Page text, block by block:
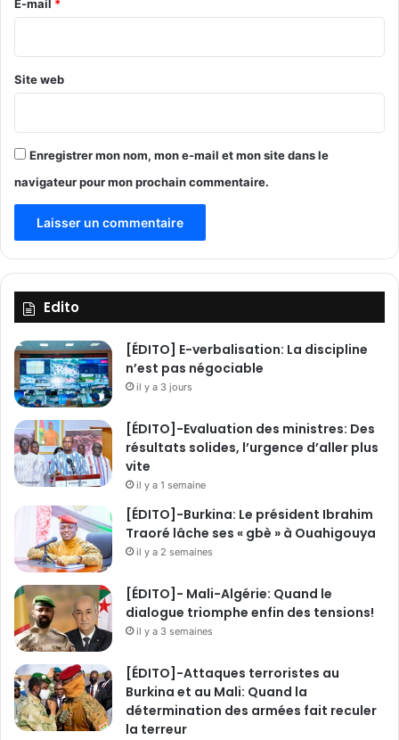
r
u
e
l
e
F
a
o
M
b
o
E-mail *
Site web
Enregistrer mon nom, mon e-mail et mon site dans le
navigateur pour mon prochain commentaire.
Edito
[ÉDITO] E-verbalisation: La discipline
n’est pas négociable
il y a 3 jours
[ÉDITO]-Evaluation des ministres: Des
résultats solides, l’urgence d’aller plus
vite
il y a 1 semaine
[ÉDITO]-Burkina: Le président Ibrahim
Traoré lâche ses « gbè » à Ouahigouya
il y a 2 semaines
[ÉDITO]- Mali-Algérie: Quand le
dialogue triomphe enfin des tensions!
il y a 3 semaines
[ÉDITO]-Attaques terroristes au
Burkina et au Mali: Quand la
détermination des armées fait reculer
la terreur